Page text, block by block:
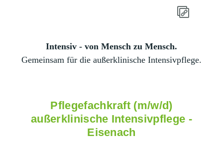
Intensiv - von Mensch zu Mensch.
Gemeinsam für die außerklinische Intensivpflege.
Pflegefachkraft (m/w/d)
außerklinische Intensivpflege -
Eisenach